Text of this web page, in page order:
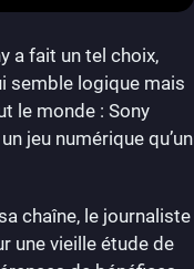
a fait un tel choix,
semble logique mais
le monde : Sony
jeu numérique qu’un
chaîne, le journaliste
une vieille étude de